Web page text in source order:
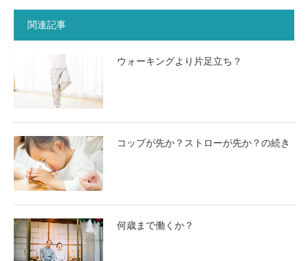
関連記事
ウォーキングより片足立ち？
コップが先か？ストローが先か？の続き
何歳まで働くか？